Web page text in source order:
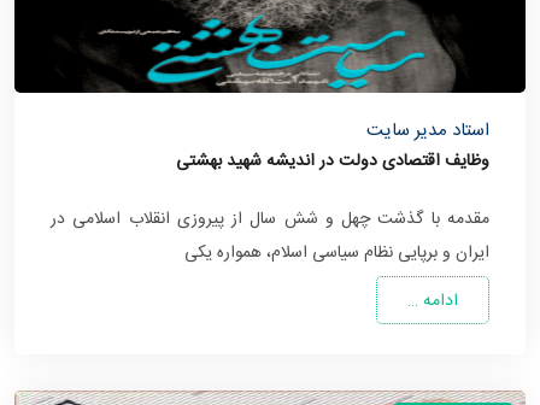
استاد مدیر سایت
وظایف اقتصادی دولت در اندیشه شهید بهشتی
مقدمه با گذشت چهل و شش سال از پیروزی انقلاب اسلامی در
ایران و برپایی نظام سیاسی اسلام، همواره یکی
ادامه …